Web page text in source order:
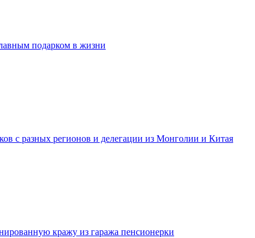
подарком в жизни
с разных регионов и делегации из Монголии и Китая
кражу из гаража пенсионерки